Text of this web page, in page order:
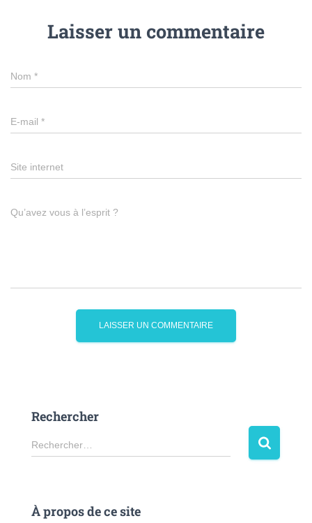
Laisser un commentaire
Nom *
E-mail *
Site internet
Qu’avez vous à l’esprit ?
Rechercher
Rechercher…
À propos de ce site